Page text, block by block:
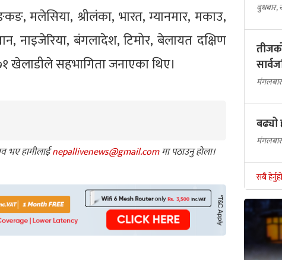
मलेसिया, श्रीलंका, भारत, म्यानमार, मकाउ,
नाइजेरिया, बंगलादेश, टिमोर, बेलायत दक्षिण
खेलाडीले सहभागिता जनाएका थिए।
भए हामीलाईnepallivenews@gmail.comमा पठाउनु होला।
बुधबार,
बढ्यो
सबै